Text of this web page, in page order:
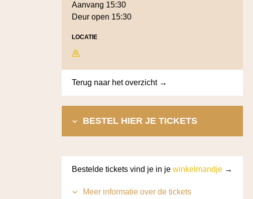
Aanvang 15:30
Deur open 15:30
LOCATIE
Terug naar het overzicht →
BESTEL HIER JE TICKETS
Bestelde tickets vind je in je winkelmandje→
Meer informatie over de tickets